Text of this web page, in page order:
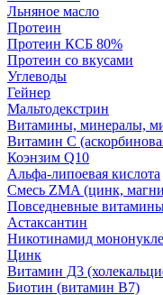
Льняное масло
Протеин
Протеин КСБ 80%
Протеин со вкусами
Углеводы
Гейнер
Мальтодекстрин
Витамины, минералы,
Витамин C
Коэнзим Q10
Альфа-липоевая кислота
Смесь ZMA (цинк,
Повседневные
Астаксантин
Никотинамид
Цинк
Витамин Д3
Биотин (витамин B7)